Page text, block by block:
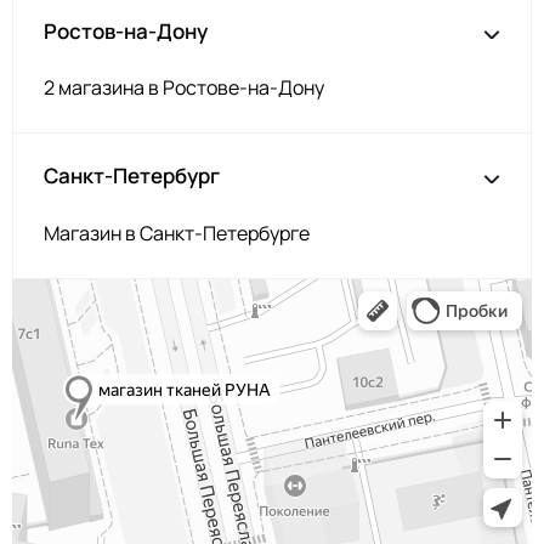
2Травяной
Зелёный
Св.Брусничный
2Марсала
МП-50-F177/2
N048
Сельдерей
2400000679134
168 Орхидея
МП-50-168
F173 Т.Бордовый
МП-50-F173
F196 Пурпур
МП-50-F196
171/2
2Т.Вишнёвый
МП-50-171/2
F339
Ростов-на-Дону
2 магазина в Ростове-на-Дону
Санкт-Петербург
Магазин в Санкт-Петербурге